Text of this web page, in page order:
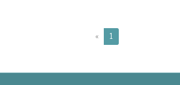
« 1